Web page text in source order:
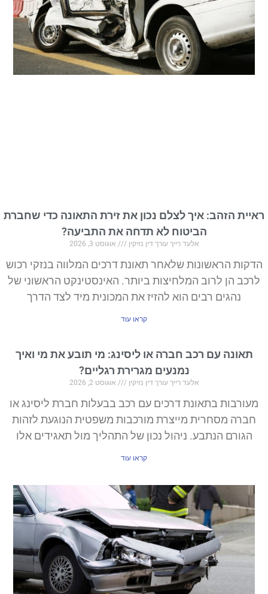
ראיית הזהב: איך לצלם נכון את זירת התאונה כדי שחברת
הביטוח לא תדחה את התביעה?
אלעד רייך עורך דין נזיקין אוגוסט 3, 2026
הדקות הראשונות שלאחר תאונת דרכים המלווה בנזקי רכוש
לרכב הן לרוב המלחיצות ביותר. האינסטינקט הראשוני של
נהגים רבים הוא להזיז את המכונית מיד לצד הדרך
קראו עוד
תאונה עם רכב חברה או ליסינג: מי תובע את מי ואיך
נמנעים מגרירת רגליים?
אלעד רייך עורך דין נזיקין אוגוסט 2, 2026
מעורבות בתאונת דרכים עם רכב בבעלות חברת ליסינג או
חברה מסחרית מייצרת מורכבות משפטית הנוגעת לזהות
הגורם הנתבע. ניהול נכון של התהליך מול תאגידים אלו
קראו עוד